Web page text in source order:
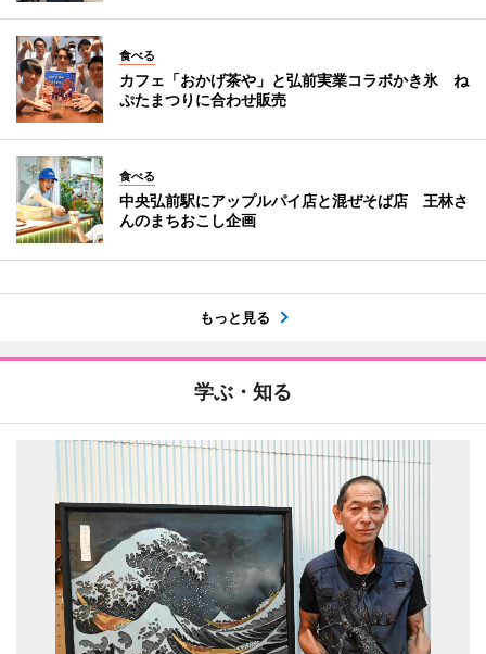
食べる
カフェ「おかげ茶や」と弘前実業コラボかき氷 ね
ぷたまつりに合わせ販売
食べる
中央弘前駅にアップルパイ店と混ぜそば店 王林さ
んのまちおこし企画
もっと見る
学ぶ・知る